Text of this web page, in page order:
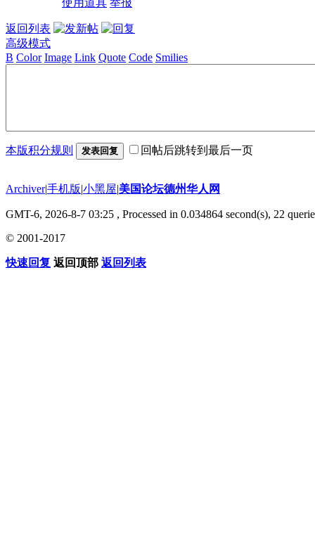
返回列表
高级模式
B Color Image Link Quote Code Smilies
本版积分规则 发表回复 回帖后跳转到最后一页
Archiver|手机版|小黑屋|美国论坛德州华人网
GMT-6, 2026-8-7 03:25 , Processed in 0.034864 second(s), 22
© 2001-2017
快速回复 返回顶部 返回列表